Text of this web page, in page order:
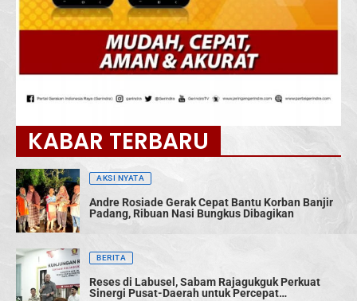
KABAR TERBARU
AKSI NYATA
Andre Rosiade Gerak Cepat Bantu Korban Banjir
Padang, Ribuan Nasi Bungkus Dibagikan
BERITA
Reses di Labusel, Sabam Rajagukguk Perkuat
Sinergi Pusat-Daerah untuk Percepat